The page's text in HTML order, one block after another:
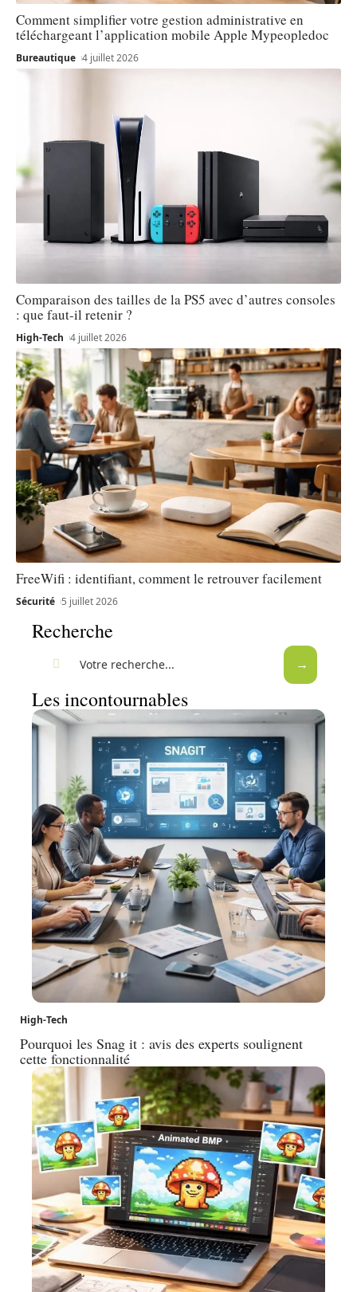
Comment simplifier votre gestion administrative en
téléchargeant l’application mobile Apple Mypeopledoc
Bureautique 4 juillet 2026
Comparaison des tailles de la PS5 avec d’autres consoles
: que faut-il retenir ?
High-Tech 4 juillet 2026
FreeWifi : identifiant, comment le retrouver facilement
Sécurité 5 juillet 2026
Recherche
Les incontournables
High-Tech
Pourquoi les Snag it : avis des experts soulignent
cette fonctionnalité